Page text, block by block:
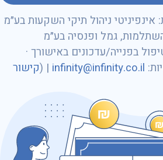
ניהול תיקי השקעות בע״מ
השתלמות, גמל ופנסיה בע״מ
טיפול בפנייה/עדכונים באישורך ·
infinity@infinity.co.il
| (קישור